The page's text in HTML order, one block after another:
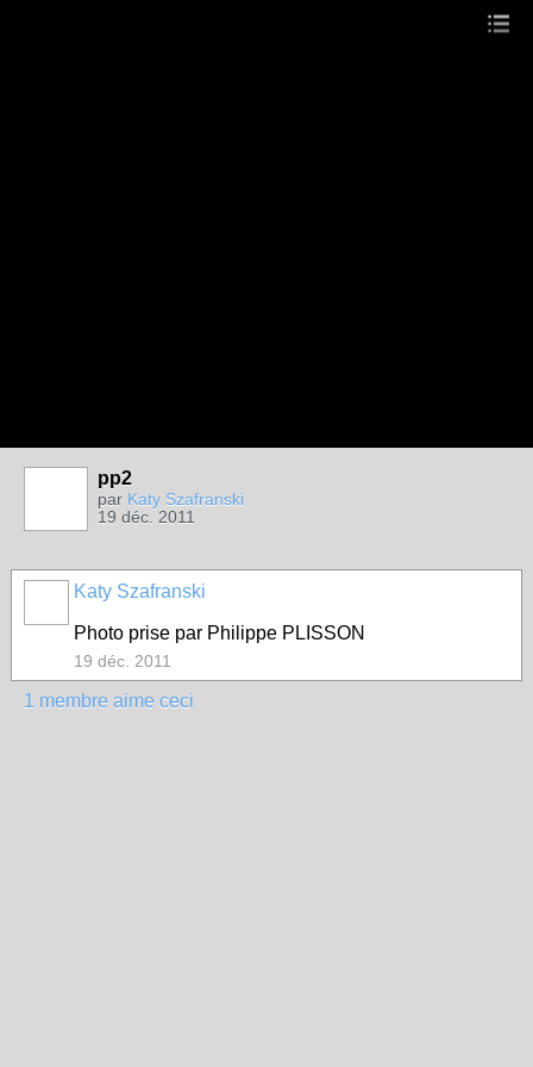
pp2
par Katy Szafranski
19 déc. 2011
Katy Szafranski
Photo prise par Philippe PLISSON
19 déc. 2011
1 membre aime ceci